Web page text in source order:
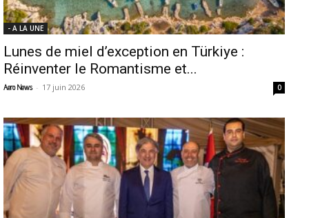
- A LA UNE
Lunes de miel d’exception en Türkiye :
Réinventer le Romantisme et...
Aero News - 17 juin 2026 0